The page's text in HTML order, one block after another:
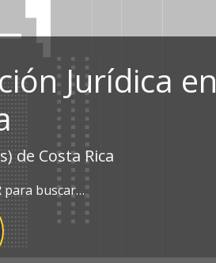
Jurídica en
de Costa Rica
para buscar…